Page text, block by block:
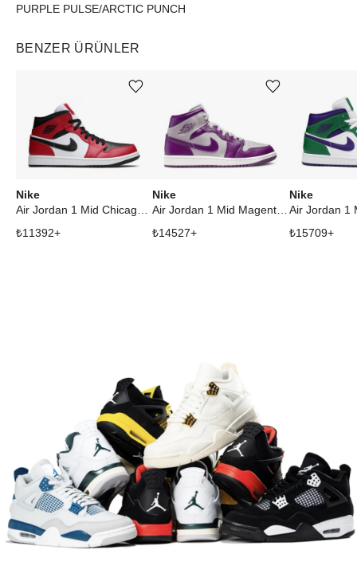
PURPLE PULSE/ARCTIC PUNCH
BENZER ÜRÜNLER
Nike
₺11392+
Ürünü istek listesine ekle veya listeden çıkar
Nike
₺14527+
Ürünü istek listesine ekle veya listeden çıkar
Nike
₺15709+